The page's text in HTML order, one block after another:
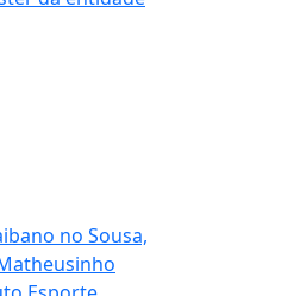
no Sousa,